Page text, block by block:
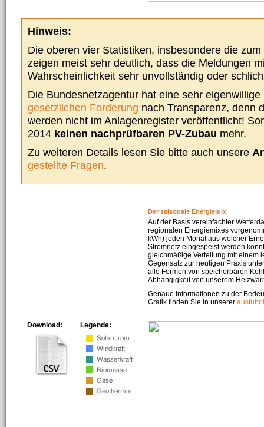
Hinweis:
Die oberen vier Statistiken, insbesondere die
zeigen meist sehr deutlich, dass die Meldungen
Wahrscheinlichkeit sehr unvollständig oder
Die Bundesnetzagentur hat eine sehr
gesetzlichen Forderung nach Transparenz, denn
werden nicht im Anlagenregister veröffentlicht!
2014 keinen nachprüfbaren PV-Zubau mehr.
Zu weiteren Details lesen Sie bitte auch unsere
gestellte Fragen.
Der saisonale Energiemix
Auf der Basis vereinfachter
regionalen Energiemixes
kWh) jeden Monat aus welcher
Stromnetz eingespeist werden
gleichmäßige Verteilung mit einem
Gegensatz zur heutigen Praxis
alle Formen von speicherbaren
Abhängigkeit von unserem
Genaue Informationen zu der
Grafik finden Sie in unserer
Legende:
Download: